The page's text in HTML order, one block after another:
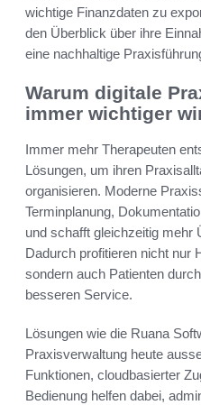
wichtige Finanzdaten zu
den Überblick über ihre
eine nachhaltige
Warum digitale
immer wichtiger
Immer mehr Therapeuten
Lösungen, um ihren
organisieren. Moderne
Terminplanung,
und schafft gleichzeitig mehr
Dadurch profitieren nicht nur
sondern auch Patienten
besseren Service.
Lösungen wie die Ruana
Praxisverwaltung heute
Funktionen, cloudbasierter
Bedienung helfen dabei,